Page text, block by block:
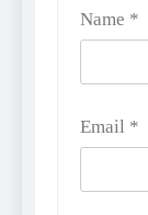
Name *
Email *